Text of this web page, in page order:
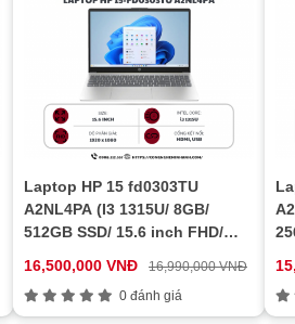
Laptop HP 15 fd0303TU
A2NL4PA (I3 1315U/ 8GB/
512GB SSD/ 15.6 inch FHD/
16,500,000 VNĐ
16,990,000 VNĐ
0 đánh giá